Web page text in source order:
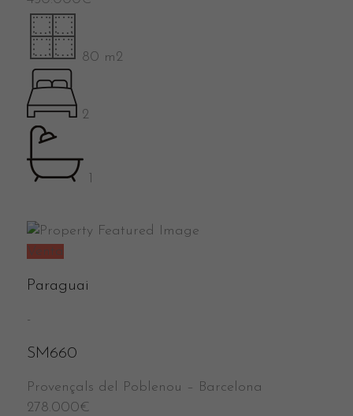
80 m2
2
1
Venta
Paraguai
-
SM660
Provençals del Poblenou – Barcelona
278.000€